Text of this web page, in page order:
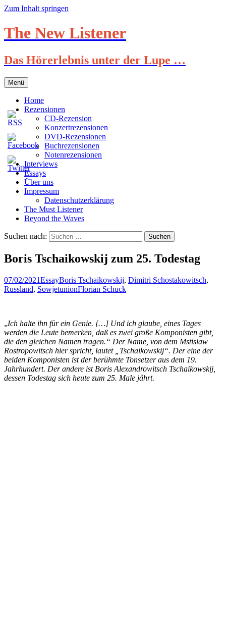
Zum Inhalt springen
The New Listener
Das Hörerlebnis unter der Lupe …
Menü
Home
Rezensionen
CD-Rezension
Konzertrezensionen
DVD-Rezensionen
Buchrezensionen
Notenrezensionen
Interviews
Essays
Über uns
Impressum
Datenschutzerklärung
The Must Listener
Beyond the Waves
Suchen nach:
Boris Tschaikowskij zum 25. Todestag
07/02/2021EssayBoris Tschaikowskij, Dimitri Schostakowitsch,
Russland, SowjetunionFlorian Schuck
„Ich halte ihn für ein Genie. […] Und ich glaube, eines Tages
werden die Leute bemerken, daß es zwei große Komponisten gibt,
die den gleichen Namen tragen.“ Der Name, von dem Mstislaw
Rostropowitsch hier spricht, lautet „Tschaikowskij“. Der eine der
beiden Komponisten ist der berühmte Tonsetzer aus dem 19.
Jahrhundert. Der andere ist Boris Alexandrowitsch Tschaikowskij,
dessen Todestag sich heute zum 25. Male jährt.